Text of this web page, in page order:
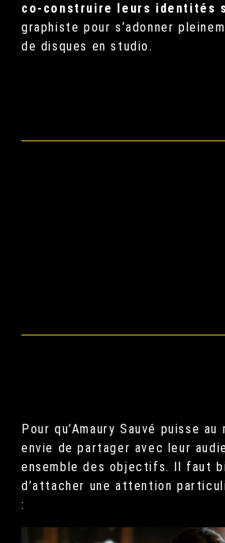
co-construire leurs identités
graphiste pour s’adonner
de disques en studio.
Pour qu’Amaury Sauvé puisse
envie de partager avec leur
ensemble des objectifs. Il faut
d’attacher une attention
: